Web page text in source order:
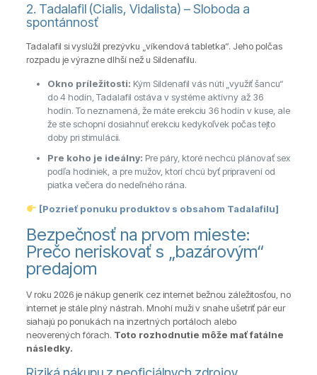
2. Tadalafil (Cialis, Vidalista) – Sloboda a
spontánnosť
Tadalafil si vyslúžil prezývku „víkendová tabletka“. Jeho polčas
rozpadu je výrazne dlhší než u Sildenafilu.
Okno príležitosti: Kým Sildenafil vás núti „využiť šancu“
do 4 hodín, Tadalafil ostáva v systéme aktívny až 36
hodín. To neznamená, že máte erekciu 36 hodín v kuse, ale
že ste schopní dosiahnuť erekciu kedykoľvek počas tejto
doby pri stimulácii.
Pre koho je ideálny: Pre páry, ktoré nechcú plánovať sex
podľa hodiniek, a pre mužov, ktorí chcú byť pripravení od
piatka večera do nedeľného rána.
[Pozrieť ponuku produktov s obsahom Tadalafilu]
Bezpečnosť na prvom mieste:
Prečo neriskovať s „bazárovým“
predajom
V roku 2026 je nákup generík cez internet bežnou záležitosťou, no
internet je stále plný nástrah. Mnohí muži v snahe ušetriť pár eur
siahajú po ponukách na inzertných portáloch alebo
neoverených fórach. Toto rozhodnutie môže mať fatálne
následky.